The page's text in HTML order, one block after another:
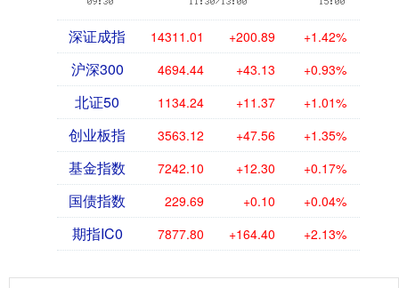
深证成指 14311.01 +200.89 +1.42%
沪深300 4694.44 +43.13 +0.93%
北证50 1134.24 +11.37 +1.01%
创业板指 3563.12 +47.56 +1.35%
基金指数 7242.10 +12.30 +0.17%
国债指数 229.69 +0.10 +0.04%
期指IC0 7877.80 +164.40 +2.13%